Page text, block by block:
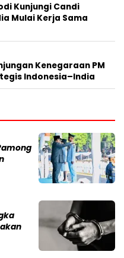
Kunjungi Candi
Mulai Kerja Sama
Kenegaraan PM
Indonesia–India